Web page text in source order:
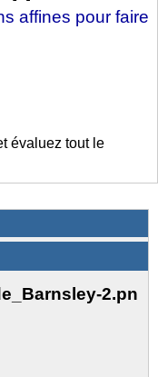
affines pour faire
évaluez tout le
2.pn